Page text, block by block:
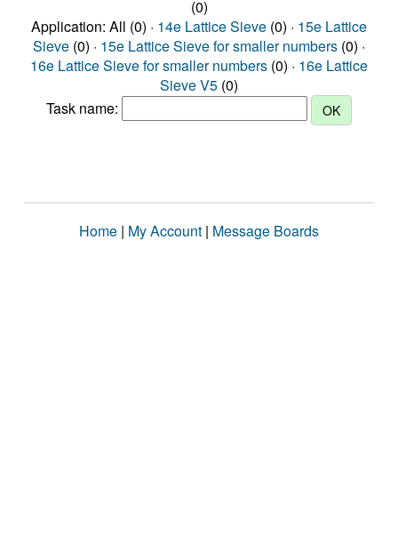
(0)
Application: All (0) · 14e Lattice Sieve (0) · 15e Lattice
Sieve (0) · 15e Lattice Sieve for smaller numbers (0) ·
16e Lattice Sieve for smaller numbers (0) · 16e Lattice
Sieve V5 (0)
Task name:
Home | My Account | Message Boards